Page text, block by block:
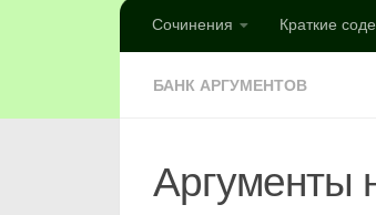
Сочинения Краткие
БАНК АРГУМЕНТОВ
Аргументы